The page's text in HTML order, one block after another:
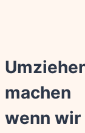
machen
wenn wir